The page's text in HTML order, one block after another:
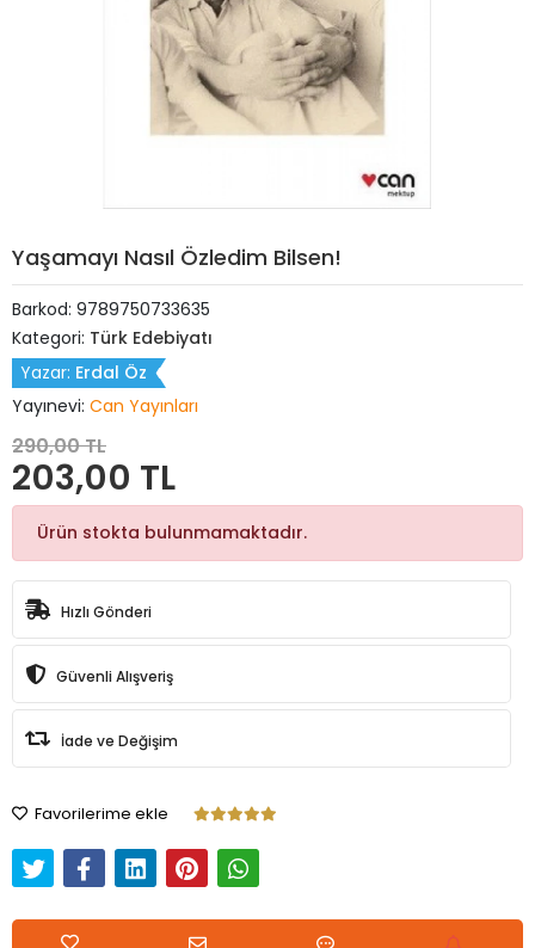
Yaşamayı Nasıl Özledim Bilsen!
Barkod: 9789750733635
Kategori: Türk Edebiyatı
Yazar: Erdal Öz
Yayınevi: Can Yayınları
290,00 TL
203,00 TL
Ürün stokta bulunmamaktadır.
Hızlı Gönderi
Güvenli Alışveriş
İade ve Değişim
Favorilerime ekle